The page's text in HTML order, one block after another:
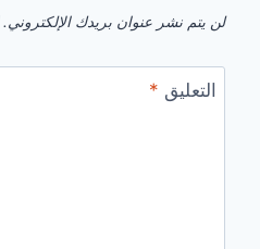
لن يتم نشر عنوان بريدك الإلكتروني.
التعليق *